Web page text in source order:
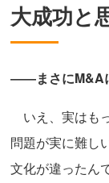
大成功と
――まさにM&A
いえ、実はも
問題が実に難し
文化が違ったん